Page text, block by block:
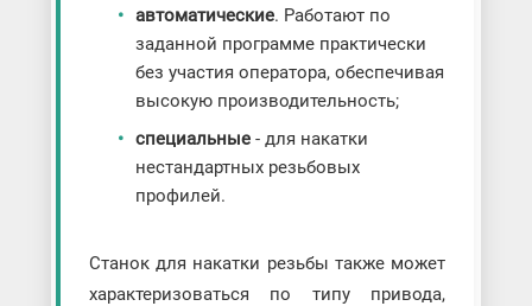
автоматические. Работают по
заданной программе практически
без участия оператора, обеспечивая
высокую производительность;
специальные- для накатки
нестандартных резьбовых
профилей.
Станок для накатки резьбы также может
характеризоваться по типу привода,